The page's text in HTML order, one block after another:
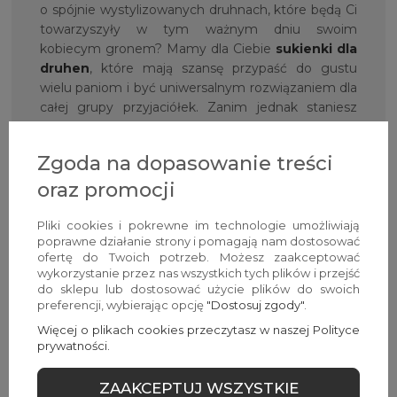
o spójnie wystylizowanych druhnach, które będą Ci
towarzyszyły w tym ważnym dniu swoim
kobiecym gronem? Mamy dla Ciebie sukienki dla
druhen, które mają szansę przypaść do gustu
wielu paniom i być uniwersalnym rozwiązaniem dla
całej grupy przyjaciółek. Zanim jednak staniesz
przed ołtarzem, zorganizujecie pewnie
dla Was kolekcję sukienka na wieczór panieński
w imprezowej odsłonie. Niezależnie od okazji,
Avocado Stylebędziesz czuła się pięknie,
kobieco i po prostu zjawiskowo!
Nie tylko sukienki mają
znaczenie — Avocado Style w
różnorodnym wydaniu!
Jak mogłaś już zauważyć, zresztą słusznie, na
naszych wirtualnych półkach sklepowych znajdują
Zgoda na dopasowanie treści
oraz promocji
Pliki cookies i pokrewne im technologie umożliwiają
poprawne działanie strony i pomagają nam dostosować
ofertę do Twoich potrzeb. Możesz zaakceptować
wykorzystanie przez nas wszystkich tych plików i przejść
do sklepu lub dostosować użycie plików do swoich
preferencji, wybierając opcję "Dostosuj zgody"
Więcej o plikach cookies przeczytasz w naszej Polityce
prywatności.
ZAAKCEPTUJ WSZYSTKIE